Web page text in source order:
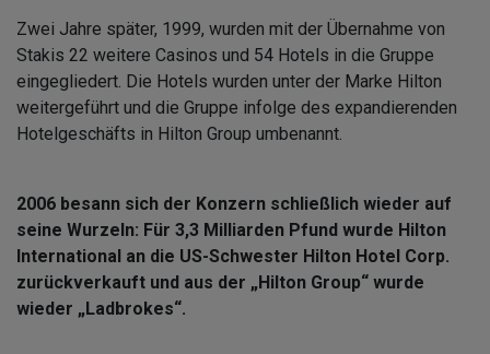
Zwei Jahre später, 1999, wurden mit der Übernahme von
Stakis 22 weitere Casinos und 54 Hotels in die Gruppe
eingegliedert. Die Hotels wurden unter der Marke Hilton
weitergeführt und die Gruppe infolge des expandierenden
Hotelgeschäfts in Hilton Group umbenannt.
2006 besann sich der Konzern schließlich wieder auf
seine Wurzeln: Für 3,3 Milliarden Pfund wurde Hilton
International an die US-Schwester Hilton Hotel Corp.
zurückverkauft und aus der „Hilton Group“ wurde
wieder „Ladbrokes“.